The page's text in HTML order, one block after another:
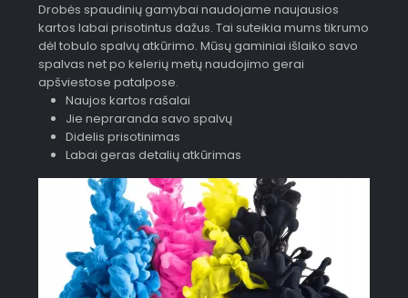
Drobės spaudinių gamybai naudojame naujausios
kartos labai prisotintus dažus. Tai suteikia mums tikrumo
dėl tobulo spalvų atkūrimo. Mūsų gaminiai išlaiko savo
spalvas net po kelerių metų naudojimo gerai
apšviestose patalpose.
Naujos kartos rašalai
Jie nepraranda savo spalvų
Didelis prisotinimas
Labai geras detalių atkūrimas